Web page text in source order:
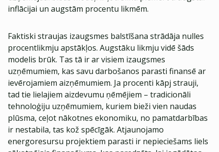
inflācijai un augstām procentu likmēm.
Faktiski straujas izaugsmes balstīšana strādāja nulles
procentlikmju apstākļos. Augstāku likmju vidē šāds
modelis brūk. Tas tā ir ar visiem izaugsmes
uzņēmumiem, kas savu darbošanos parasti finansē ar
ievērojamiem aizņēmumiem. Ja procenti kāpj strauji,
tad tie lielajiem aizdevumu ņēmējiem – tradicionāli
tehnoloģiju uzņēmumiem, kuriem bieži vien naudas
plūsma, ceļot nākotnes ekonomiku, no pamatdarbības
ir nestabila, tas kož spēcīgāk. Atjaunojamo
energoresursu projektiem parasti ir nepieciešams liels